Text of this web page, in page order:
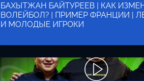
БАХЫТЖАН БАЙТУРЕЕВ | КАК
ВОЛЕЙБОЛ? | ПРИМЕР ФРАНЦИИ |
И МОЛОДЫЕ ИГРОКИ